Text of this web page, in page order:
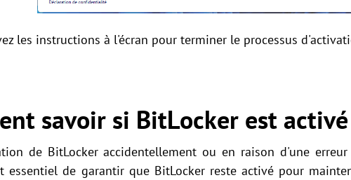
les instructions à l'écran pour terminer le processus
savoir si BitLocker est
de BitLocker accidentellement ou en raison d'une
essentiel de garantir que BitLocker reste activé pour